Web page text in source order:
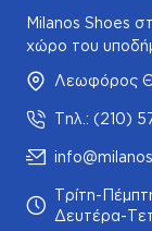
Milanos Shoes
χώρο του
Λεωφόρος
Τηλ.: (210)
Τρίτη-
Δευτέρα-